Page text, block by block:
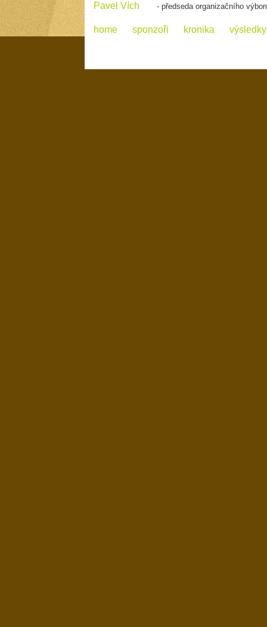
Pavel Vích - předseda organizačního
home sponzoři kronika výsledky